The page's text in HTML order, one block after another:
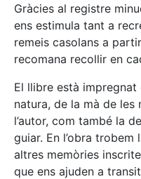
Gràcies al registre
ens estimula tant a
remeis casolans a
recomana recollir en
El llibre està impregnat
natura, de la mà de les
l’autor, com també la
guiar. En l’obra
altres memòries
que ens ajuden a